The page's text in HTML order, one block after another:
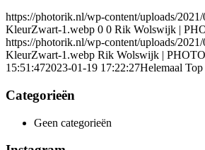
https://photorik.nl/wp-content/uploads/
KleurZwart-1.webp 0 0 Rik Wolswijk |
https://photorik.nl/wp-content/uploads/
KleurZwart-1.webp Rik Wolswijk |
15:51:472023-01-19 17:22:27Helemaal Top
Categorieën
Geen categorieën